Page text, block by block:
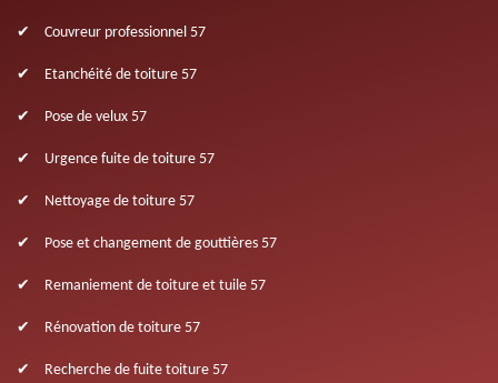
Couvreur professionnel 57
Etanchéité de toiture 57
Pose de velux 57
Urgence fuite de toiture 57
Nettoyage de toiture 57
Pose et changement de gouttières 57
Remaniement de toiture et tuile 57
Rénovation de toiture 57
Recherche de fuite toiture 57